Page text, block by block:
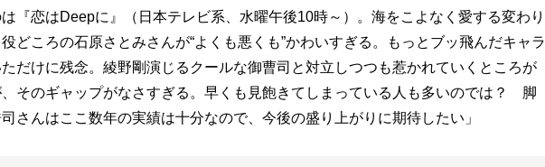
は『恋はDeepに』（日本テレビ系、水曜午後10時～）。海をこよなく愛する変わり
どころの石原さとみさんが“よくも悪くも”かわいすぎる。もっとブッ飛んだキャラ
だけに残念。綾野剛演じるクールな御曹司と対立しつつも惹かれていくところが
そのギャップがなさすぎる。早くも見飽きてしまっている人も多いのでは？ 脚
さんはここ数年の実績は十分なので、今後の盛り上がりに期待したい」